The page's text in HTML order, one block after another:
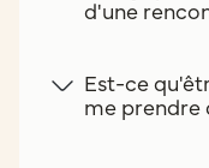
d'une
Est-ce
me prendre